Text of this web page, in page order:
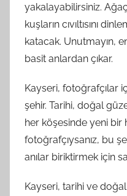
yakalayabilirsiniz.
kuşların cıvıltısını
katacak. Unutmayın,
basit anlardan çıkar.
Kayseri, fotoğrafçılar
şehir. Tarihi, doğal
her köşesinde yeni bir
fotoğrafçıysanız, bu
anılar biriktirmek için
Kayseri, tarihi ve